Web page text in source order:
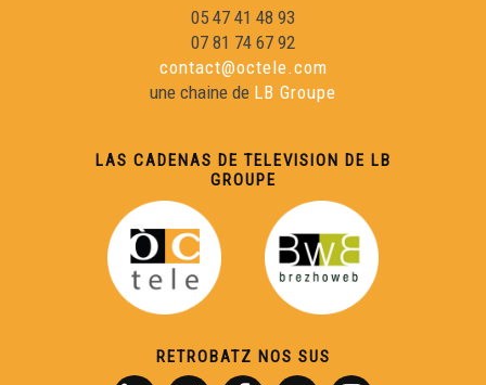
Viatge au Friol - Collègi de Samatan
Occitan 2.0 - Télé Buissonière
Cercaires - Télé Buissonnière
Reportatge Servici Civic - Susie Rey
Conferéncia a l'entorn deu lengatge shiulat d'Aas per
Philippe Biu
Reportatge Radio País - Lilas Baradat-Decla - Clinhada
05 47 41 48 93
07 81 74 67 92
contact@octele.com
une chaine de LB Groupe
LAS CADENAS DE TELEVISION DE LB
GROUPE
RETROBATZ NOS SUS